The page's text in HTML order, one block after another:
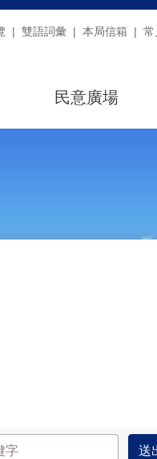
雙語詞彙 本局信箱 常
民意廣場